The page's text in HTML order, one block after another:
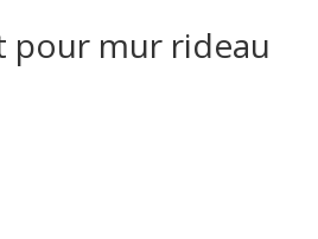
pour mur rideau